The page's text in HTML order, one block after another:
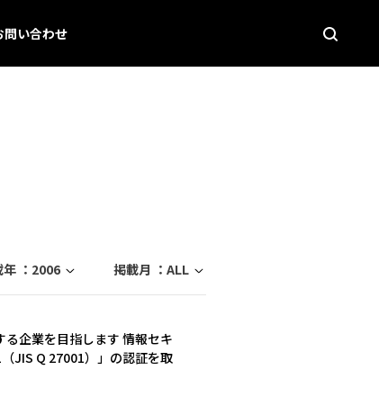
問い合わせ
： 2006 掲載月 ： ALL
企業を目指します 情報セキ
JIS Q 27001）」の認証を取